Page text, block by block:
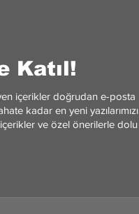
Katıl!
içerikler doğrudan e-posta
kadar en yeni yazılarımızı
ve özel önerilerle dolu